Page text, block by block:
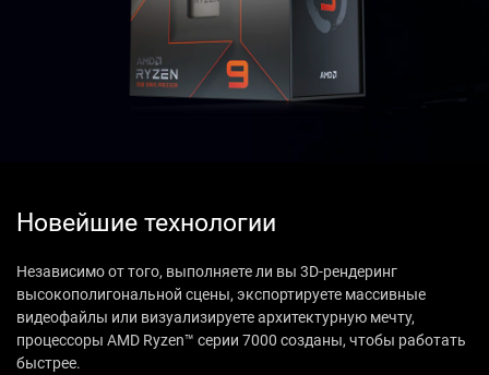
Новейшие технологии
Независимо от того, выполняете ли вы 3D-рендеринг
высокополигональной сцены, экспортируете массивные
видеофайлы или визуализируете архитектурную мечту,
процессоры AMD Ryzen™ серии 7000 созданы, чтобы работать
быстрее.